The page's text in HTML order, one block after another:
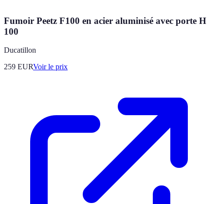
Fumoir Peetz F100 en acier aluminisé avec porte H
100
Ducatillon
259 EURVoir le prix